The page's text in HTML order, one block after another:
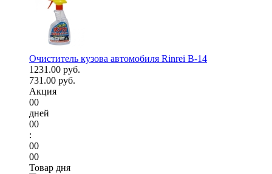
Очиститель кузова автомобиля Rinrei B-14
1231.00 руб.
731.00 руб.
Акция
00
дней
00
:
00
00
Товар дня